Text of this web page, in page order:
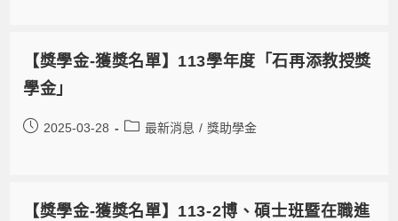
【獎學金-獲獎名單】113學年度「石再添教授獎
學金」
2025-03-28 最新消息 / 獎助學金
【獎學金-獲獎名單】113-2博、碩士班暨在職進